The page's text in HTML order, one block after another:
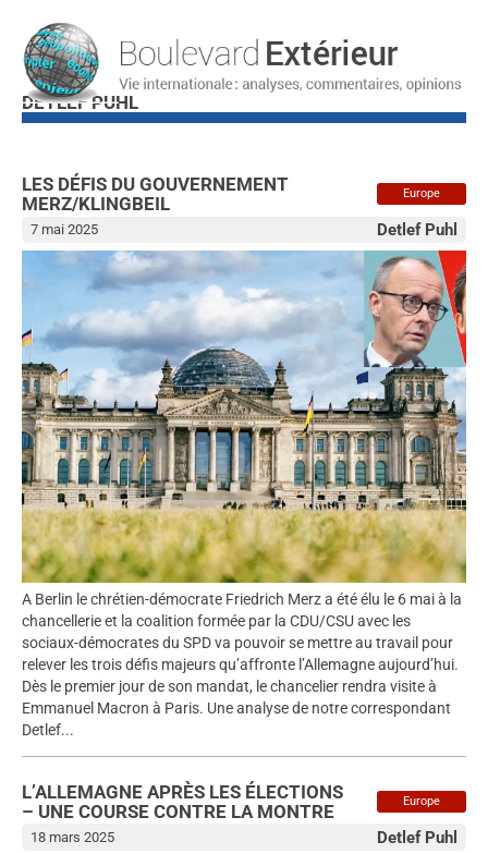
DETLEF PUHL
Europe
LES DÉFIS DU GOUVERNEMENT
MERZ/KLINGBEIL
Detlef Puhl
7 mai 2025
A Berlin le chrétien-démocrate Friedrich Merz a été élu le 6 mai à la
chancellerie et la coalition formée par la CDU/CSU avec les
sociaux-démocrates du SPD va pouvoir se mettre au travail pour
relever les trois défis majeurs qu’affronte l’Allemagne aujourd’hui.
Dès le premier jour de son mandat, le chancelier rendra visite à
Emmanuel Macron à Paris. Une analyse de notre correspondant
Detlef...
Europe
L’ALLEMAGNE APRÈS LES ÉLECTIONS
– UNE COURSE CONTRE LA MONTRE
Detlef Puhl
18 mars 2025